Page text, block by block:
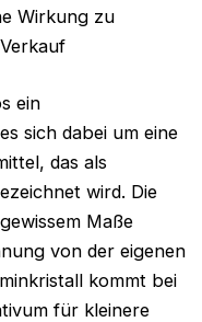
Wirkung zu
ein
sich dabei um eine
das als
wird. Die
Maße
von der eigenen
kommt bei
für kleinere